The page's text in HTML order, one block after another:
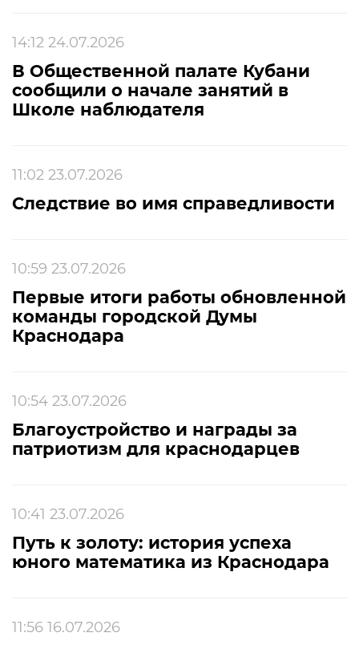
14:12 24.07.2026
В Общественной палате Кубани
сообщили о начале занятий в
Школе наблюдателя
11:02 23.07.2026
Следствие во имя справедливости
10:59 23.07.2026
Первые итоги работы обновленной
команды городской Думы
Краснодара
10:54 23.07.2026
Благоустройство и награды за
патриотизм для краснодарцев
10:41 23.07.2026
Путь к золоту: история успеха
юного математика из Краснодара
11:56 16.07.2026